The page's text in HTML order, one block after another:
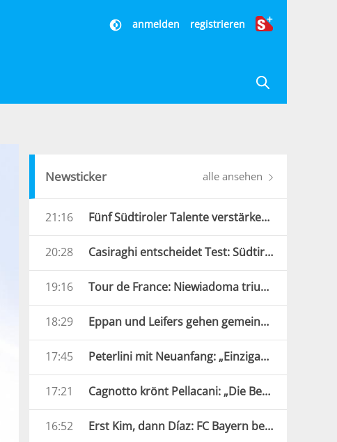
anmelden registrieren
Newsticker alle ansehen
21:16 Fünf Südtiroler Talente verstärken die Carabinieri
20:28 Casiraghi entscheidet Test: Südtirol bezwingt Verona
19:16 Tour de France: Niewiadoma triumphiert am Mont Ventoux
18:29 Eppan und Leifers gehen gemeinsame Wege
17:45 Peterlini mit Neuanfang: „Einzigartige und verrückte Jahre“
17:21 Cagnotto krönt Pellacani: „Die Beste Europas“
16:52 Erst Kim, dann Díaz: FC Bayern besiegt Aston Villa